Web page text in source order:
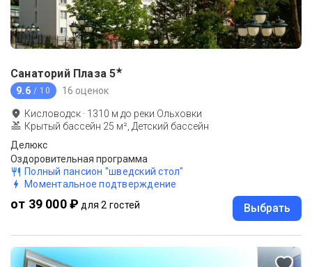
Санаторий Плаза 5★
9.6 / 10 16 оценок
Кисловодск · 1310 м до реки Ольховки
Крытый бассейн 25 м², Детский бассейн
Делюкс
Оздоровительная программа
Полный пансион "шведский стол"
Моментальное подтверждение
от 39 000 ₽ для 2 гостей Выбрать